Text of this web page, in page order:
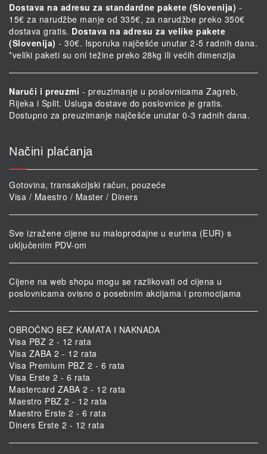
Dostava na adresu za standardne pakete (Slovenija) -
15€ za narudžbe manje od 335€, za narudžbe preko 350€
dostava gratis. Dostava na adresu za velike pakete
(Slovenija) - 30€. Isporuka najčešće unutar 2-5 radnih dana.
*veliki paketi su oni težine preko 28kg ili većih dimenzija
Naruči i preuzmi - preuzimanje u poslovnicama Zagreb,
Rijeka i Split. Usluga dostave do poslovnice je gratis.
Dostupno za preuzimanje najčešće unutar 0-3 radnih dana.
Načini plaćanja
Gotovina, transakcijski račun, pouzeće
Visa / Maestro / Master / Diners
Sve izražene cijene su maloprodajne u eurima (EUR) s
uključenim PDV-om
Cijene na web shopu mogu se razlikovati od cijena u
poslovnicama ovisno o posebnim akcijama i promocijama
OBROČNO BEZ KAMATA I NAKNADA
Visa PBZ 2 - 12 rata
Visa ZABA 2 - 12 rata
Visa Premium PBZ 2 - 6 rata
Visa Erste 2 - 6 rata
Mastercard ZABA 2 - 12 rata
Maestro PBZ 2 - 12 rata
Maestro Erste 2 - 6 rata
Diners Erste 2 - 12 rata